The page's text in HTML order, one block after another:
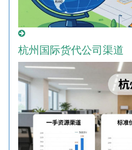
杭州国际货代公司渠道